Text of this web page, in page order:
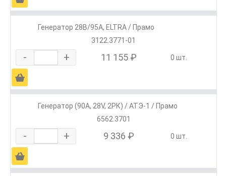
Генератор 28В/95А, ELTRA / Прамо
3122.3771-01
- + 11 155 ₽ 0 шт.
Ä
Генератор (90А, 28V, 2РК) / АТЭ-1 / Прамо
6562.3701
- + 9 336 ₽ 0 шт.
Ä